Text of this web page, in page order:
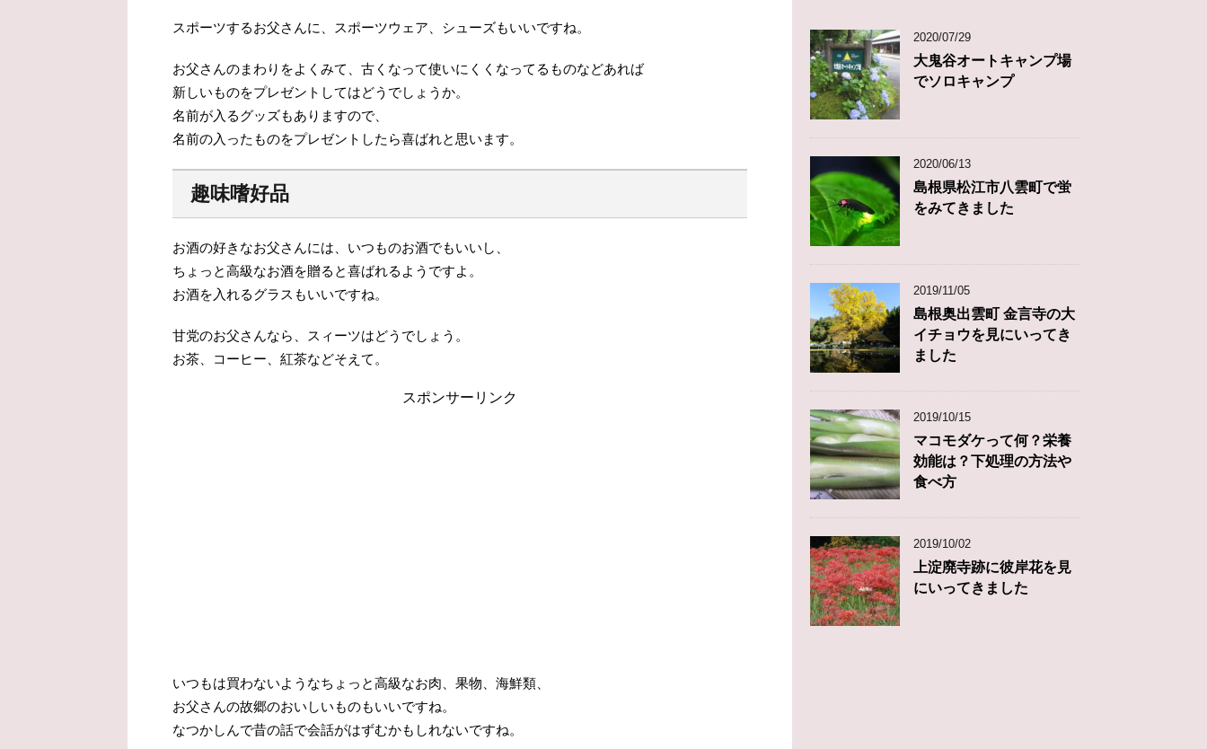
スポーツするお父さんに、スポーツウェア、シューズもいいですね。
お父さんのまわりをよくみて、古くなって使いにくくなってるものなどあれば
新しいものをプレゼントしてはどうでしょうか。
名前が入るグッズもありますので、
名前の入ったものをプレゼントしたら喜ばれと思います。
趣味嗜好品
お酒の好きなお父さんには、いつものお酒でもいいし、
ちょっと高級なお酒を贈ると喜ばれるようですよ。
お酒を入れるグラスもいいですね。
甘党のお父さんなら、スィーツはどうでしょう。
お茶、コーヒー、紅茶などそえて。
スポンサーリンク
いつもは買わないようなちょっと高級なお肉、果物、海鮮類、
お父さんの故郷のおいしいものもいいですね。
なつかしんで昔の話で会話がはずむかもしれないですね。
2020/07/29
大鬼谷オートキャンプ場
でソロキャンプ
2020/06/13
島根県松江市八雲町で蛍
をみてきました
2019/11/05
島根奥出雲町 金言寺の大
イチョウを見にいってき
ました
2019/10/15
マコモダケって何？栄養
効能は？下処理の方法や
食べ方
2019/10/02
上淀廃寺跡に彼岸花を見
にいってきました